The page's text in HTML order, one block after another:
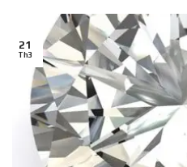
21
Th3